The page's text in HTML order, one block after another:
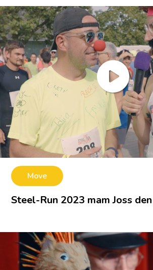
Move
Steel-Run 2023 mam Joss